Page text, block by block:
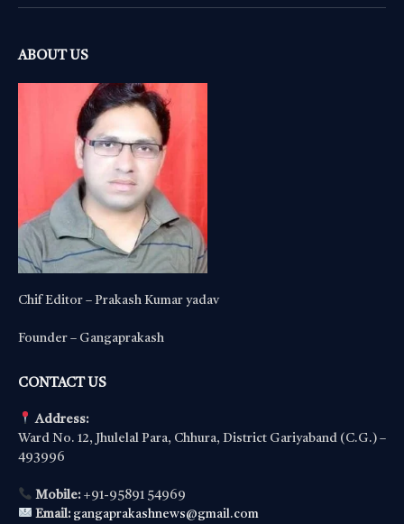
(Twitter)
ABOUT US
Chif Editor – Prakash Kumar yadav
Founder – Gangaprakash
CONTACT US
Address:
Ward No. 12, Jhulelal Para, Chhura, District Gariyaband (C.G.) –
493996
Mobile:+91-95891 54969
Email: gangaprakashnews@gmail.com